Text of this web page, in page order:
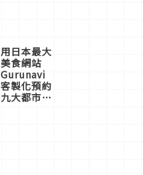
用日本最大
美食網站
Gurunavi
客製化預約
九大都市餐